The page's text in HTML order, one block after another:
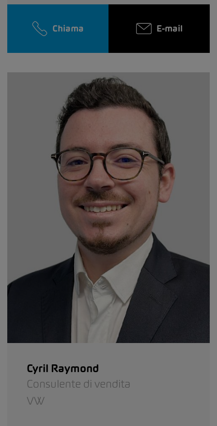
Chiama E-mail
Cyril Raymond
Consulente di vendita
VW